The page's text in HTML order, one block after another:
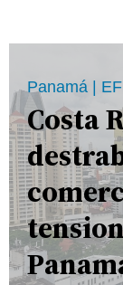
Panamá |
Costa